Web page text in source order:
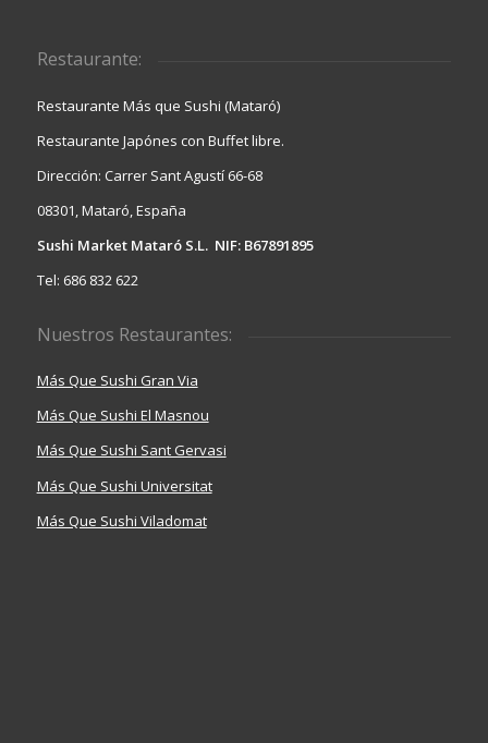
Restaurante:
Restaurante Más que Sushi (Mataró)
Restaurante Japónes con Buffet libre.
Dirección: Carrer Sant Agustí 66-68
08301, Mataró, España
Sushi Market Mataró S.L. NIF: B67891895
Tel: 686 832 622
Nuestros Restaurantes:
Más Que Sushi Gran Via
Más Que Sushi El Masnou
Más Que Sushi Sant Gervasi
Más Que Sushi Universitat
Más Que Sushi Viladomat